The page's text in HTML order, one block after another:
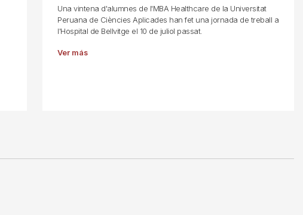
Una vintena d'alumnes de l'MBA Healthcare de la Universitat
Peruana de Ciències Aplicades han fet una jornada de treball a
l'Hospital de Bellvitge el 10 de juliol passat.
Ver más